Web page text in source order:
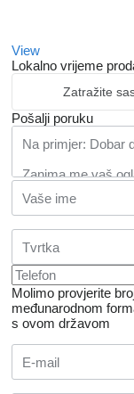
View
Lokalno vrijeme
Zatražite
Pošalji poruku
Molimo provjerite
međunarodnom
s ovom državom